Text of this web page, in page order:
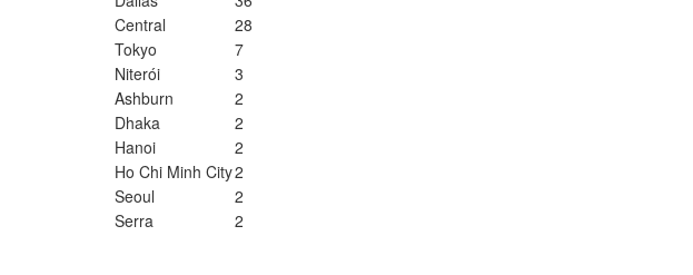
Central
28
Tokyo
7
Niterói
3
Ashburn
2
Dhaka
2
Hanoi
2
Ho Chi Minh City2
Seoul
2
Serra
2